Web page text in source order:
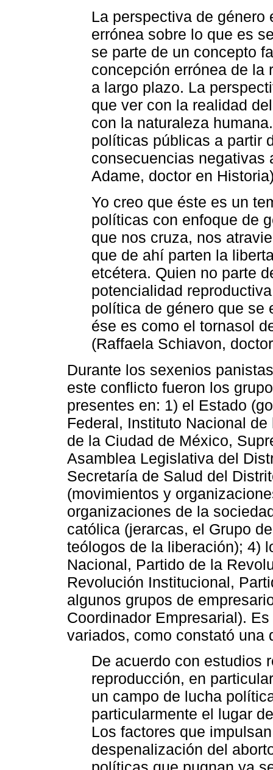
La perspectiva de género
errónea sobre lo que es
se parte de un concepto
concepción errónea de la
a largo plazo. La
que ver con la realidad
con la naturaleza
políticas públicas a partir
consecuencias negativas
Adame, doctor en
Yo creo que éste es un
políticas con enfoque de
que nos cruza, nos
que de ahí parten la
etcétera. Quien no parte
potencialidad
política de género que se
ése es como el tornasol
(Raffaela Schiavon,
Durante los sexenios
este conflicto fueron los
presentes en: 1) el Estado
Federal, Instituto Nacional
de la Ciudad de México,
Asamblea Legislativa del
Secretaría de Salud del
(movimientos y
organizaciones de la
católica (jerarcas, el Grupo
teólogos de la liberación); 4)
Nacional, Partido de la
Revolución Institucional,
algunos grupos de
Coordinador Empresarial).
variados, como constató una
De acuerdo con estudios
reproducción, en
un campo de lucha
particularmente el lugar
Los factores que
despenalización del